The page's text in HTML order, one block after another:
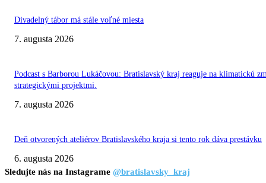
Divadelný tábor má stále voľné miesta
7. augusta 2026
Podcast s Barborou Lukáčovou: Bratislavský kraj reaguje na klimatickú
strategickými projektmi.
7. augusta 2026
Deň otvorených ateliérov Bratislavského kraja si tento rok dáva prestávku
6. augusta 2026
Sledujte nás na Instagrame @bratislavsky_kraj